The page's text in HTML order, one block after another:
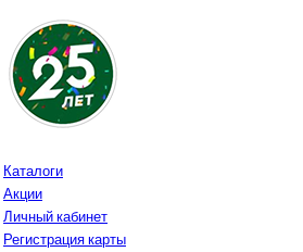
Каталоги
Акции
Личный кабинет
Регистрация карты